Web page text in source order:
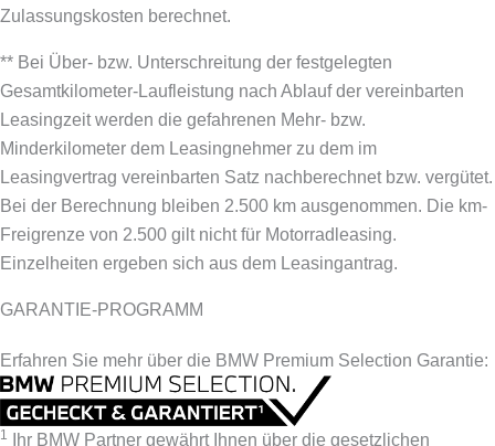
Zulassungskosten berechnet.
** Bei Über- bzw. Unterschreitung der festgelegten
Gesamtkilometer-Laufleistung nach Ablauf der vereinbarten
Leasingzeit werden die gefahrenen Mehr- bzw.
Minderkilometer dem Leasingnehmer zu dem im
Leasingvertrag vereinbarten Satz nachberechnet bzw. vergütet.
Bei der Berechnung bleiben 2.500 km ausgenommen. Die km-
Freigrenze von 2.500 gilt nicht für Motorradleasing.
Einzelheiten ergeben sich aus dem Leasingantrag.
GARANTIE-PROGRAMM
Erfahren Sie mehr über die BMW Premium Selection Garantie:
1
Ihr BMW Partner gewährt Ihnen über die gesetzlichen